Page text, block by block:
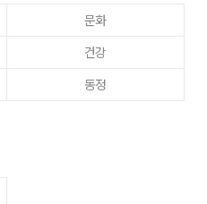
문화
건강
동정